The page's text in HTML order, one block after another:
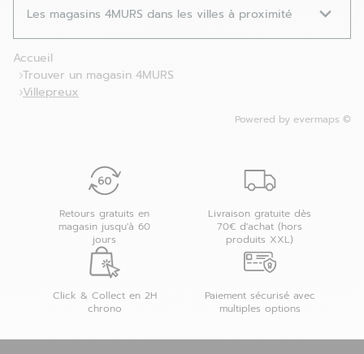
Les magasins 4MURS dans les villes à proximité
Accueil
Trouver un magasin 4MURS
Villepreux
Powered by evermaps ©
Retours gratuits en
magasin jusqu'à 60
jours
Livraison gratuite dès
70€ d'achat (hors
produits XXL)
Click & Collect en 2H
chrono
Paiement sécurisé avec
multiples options